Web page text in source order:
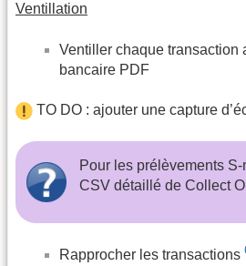
Ventillation
Ventiller chaque transaction
bancaire PDF
TO DO : ajouter une capture
Pour les prélèvements
CSV détaillé de Collect
Rapprocher les transactions